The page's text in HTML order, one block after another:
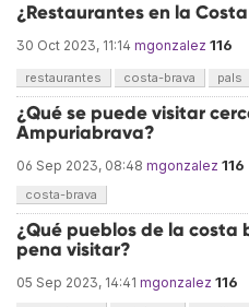
¿Restaurantes en la
30 Oct 2023, 11:14 mgonzalez 116
restaurantes costa-brava pals
¿Qué se puede visitar
Ampuriabrava?
06 Sep 2023, 08:48 mgonzalez 116
costa-brava
¿Qué pueblos de la costa
pena visitar?
05 Sep 2023, 14:41 mgonzalez 116